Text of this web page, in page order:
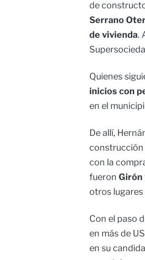
de
Serrano
de vivienda.
Quienes
inicios con
en el
De allí,
construcción
con la
fueron Girón
otros lugares
Con el paso
en más de
en su